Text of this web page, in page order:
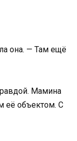
она. — Там ещё
Мамина
её объектом. С